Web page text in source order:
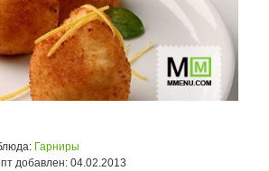
Гарниры
добавлен: 04.02.2013